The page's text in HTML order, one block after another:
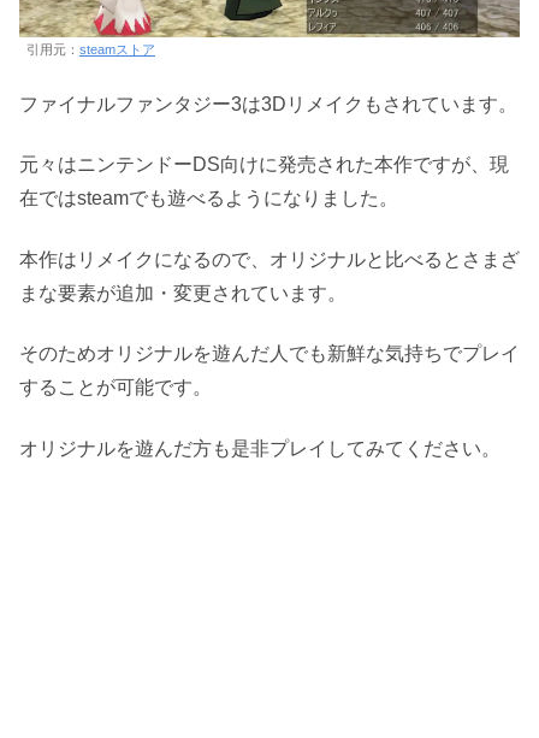
引用元： steamストア
ファイナルファンタジー3は3Dリメイクもされています。
元々はニンテンドーDS向けに発売された本作ですが、現
在ではsteamでも遊べるようになりました。
本作はリメイクになるので、オリジナルと比べるとさまざ
まな要素が追加・変更されています。
そのためオリジナルを遊んだ人でも新鮮な気持ちでプレイ
することが可能です。
オリジナルを遊んだ方も是非プレイしてみてください。